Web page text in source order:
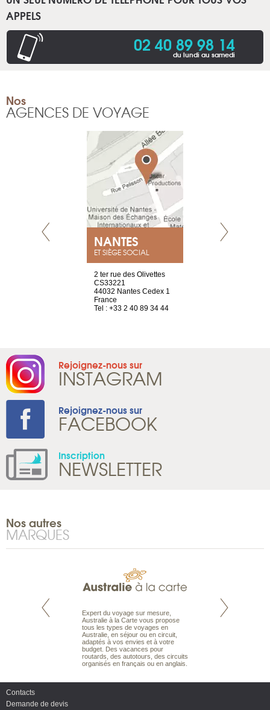
APPELS
02 40 89 98 14
du lundi au samedi
Nos
AGENCES DE VOYAGE
NANTES
ET SIÈGE SOCIAL
2 ter rue des Olivettes
CS33221
44032 Nantes Cedex 1
France
Tel : +33 2 40 89 34 44
Rejoignez-nous sur
INSTAGRAM
Rejoignez-nous sur
FACEBOOK
Inscription
NEWSLETTER
Nos autres
MARQUES
est le spécialiste
Expert du voyage sur mesure,
Australie à la Carte vous propose
tous les types de voyages en
Australie, en séjour ou en circuit,
adaptés à vos envies et à votre
budget. Des vacances pour
routards, des autotours, des circuits
organisés en français ou en anglais.
Parce qu’ils sont
Contacts
Demande de devis